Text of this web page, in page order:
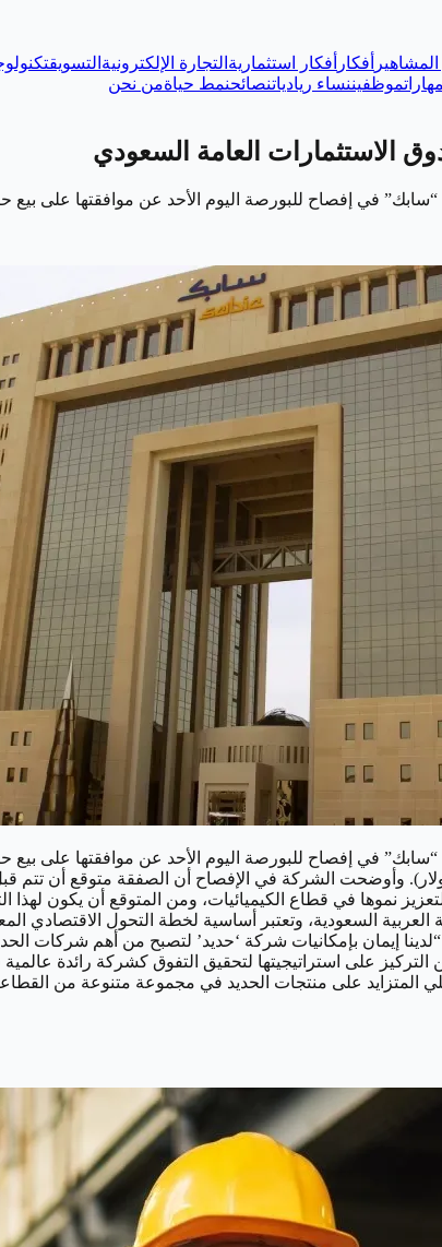
أفكار أفكار استثمارية التجارة الإلكترونية التسويق
موظفيننساء ريادياتنصائحنمط حياةمن نحن
الاستثمارات العامة السعودي
“سابك” في إفصاح للبورصة اليوم الأحد عن موافقتها على
في إفصاح للبورصة اليوم الأحد عن موافقتها على بيع
نموها في قطاع الكيميائيات، ومن المتوقع أن يكون لهذا
إيمان بإمكانيات شركة ‘حديد’ لتصبح من أهم
على استراتيجيتها لتحقيق التفوق كشركة رائدة
المتزايد على منتجات الحديد في مجموعة متنوعة من